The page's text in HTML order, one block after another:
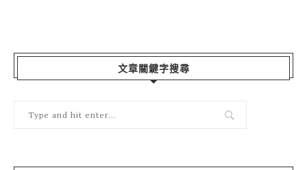
文章關鍵字搜尋